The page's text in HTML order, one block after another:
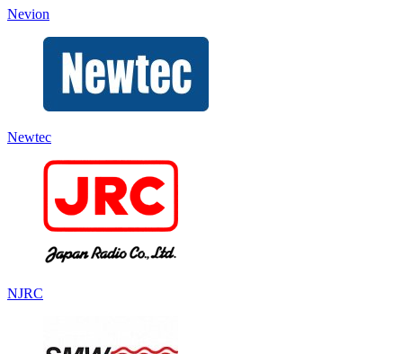
Nevion
Newtec
NJRC